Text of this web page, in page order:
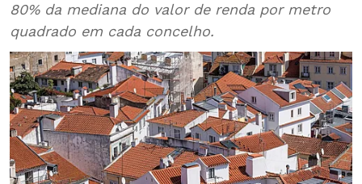
80% da mediana do valor de renda por metro
quadrado em cada concelho.